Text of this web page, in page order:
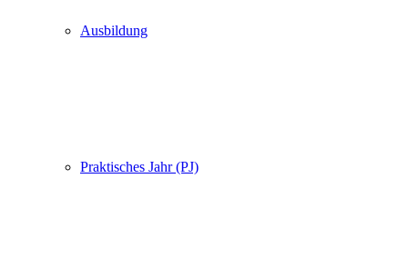
Ausbildung
Praktisches Jahr (PJ)